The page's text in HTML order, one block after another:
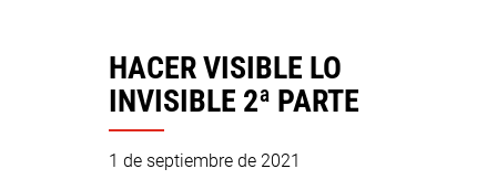
HACER VISIBLE LO
INVISIBLE 2ª PARTE
1 de septiembre de 2021